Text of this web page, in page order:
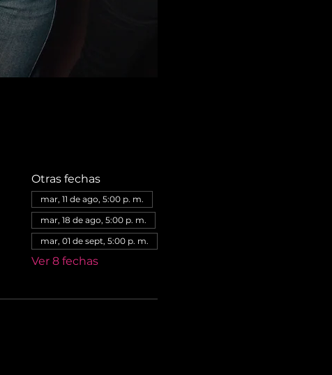
Otras fechas
mar, 11 de ago, 5:00 p. m.
mar, 18 de ago, 5:00 p. m.
mar, 01 de sept, 5:00 p. m.
Ver 8 fechas